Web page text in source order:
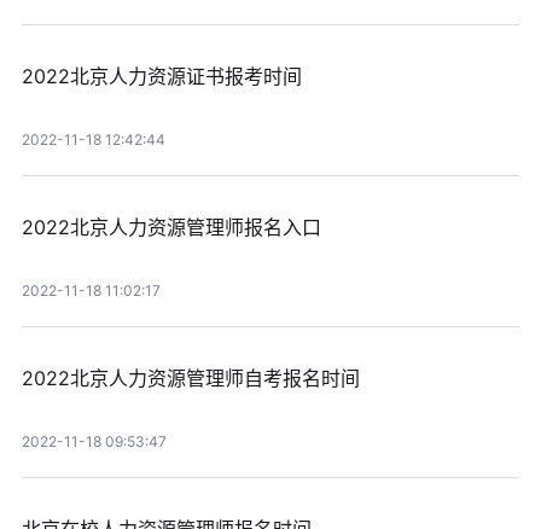
2022北京人力资源证书报考时间
2022-11-18 12:42:44
2022北京人力资源管理师报名入口
2022-11-18 11:02:17
2022北京人力资源管理师自考报名时间
2022-11-18 09:53:47